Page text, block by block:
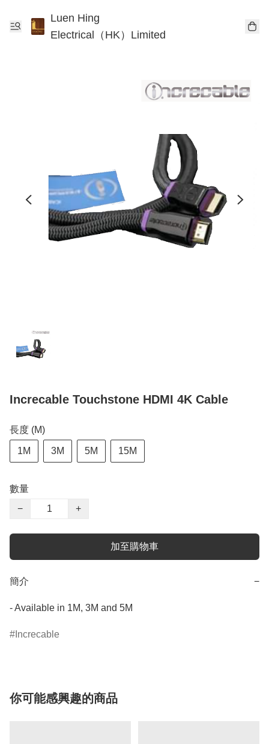
Luen Hing
Electrical（HK）Limited
Increcable Touchstone HDMI 4K Cable
長度 (M)
1M 3M 5M 15M
數量
−
+
加至購物車
簡介 −
- Available in 1M, 3M and 5M
Increcable
你可能感興趣的商品